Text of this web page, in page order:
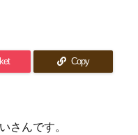
Copy
さんです。